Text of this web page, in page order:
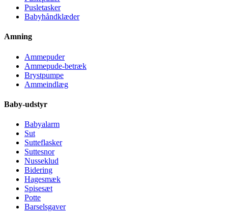
Pusletasker
Babyhåndklæder
Amning
Ammepuder
Ammepude-betræk
Brystpumpe
Ammeindlæg
Baby-udstyr
Babyalarm
Sut
Sutteflasker
Suttesnor
Nusseklud
Bidering
Hagesmæk
Spisesæt
Potte
Barselsgaver